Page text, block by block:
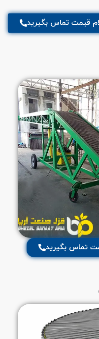
قیمت تماس بگیرید
تماس بگیرید